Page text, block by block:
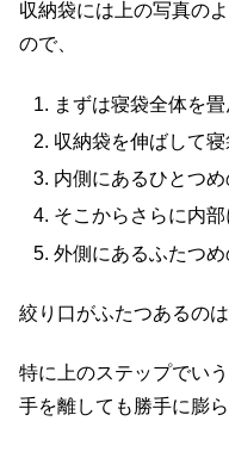
収納袋には上の写真の
ので、
まずは寝袋全体を
収納袋を伸ばして
内側にあるひとつ
そこからさらに内
外側にあるふたつ
絞り口がふたつあるのは
特に上のステップでい
手を離しても勝手に膨